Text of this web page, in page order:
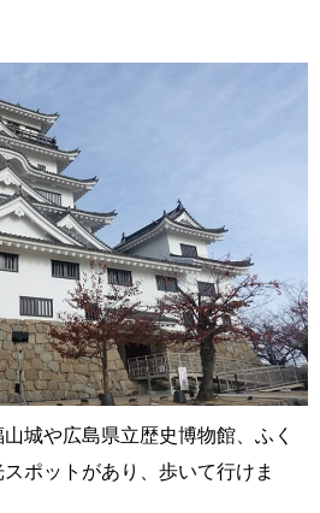
城や広島県立歴史博物館、ふく
ポットがあり、歩いて行けま